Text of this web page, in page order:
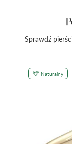
Sprawdź
Naturalny